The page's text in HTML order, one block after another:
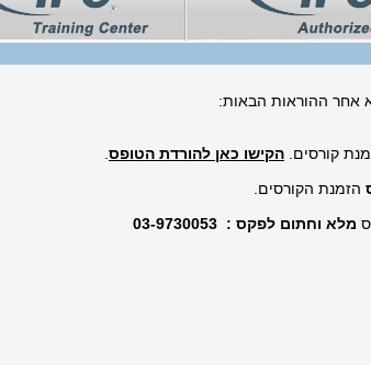
אחר ההוראות הבאות:
קורסים. הקישו כאן להורדת הטופס
הזמנת הקורסים.
מלא וחתום לפקס : 03-9730053